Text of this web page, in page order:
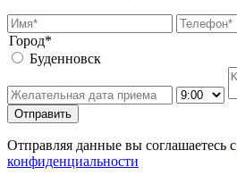
Город*
Буденновск
Отправить
Отправляя данные вы соглашаетесь с
конфиденциальности